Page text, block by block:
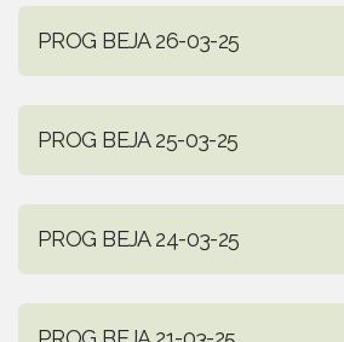
PROG BEJA 26-03-25
PROG BEJA 25-03-25
PROG BEJA 24-03-25